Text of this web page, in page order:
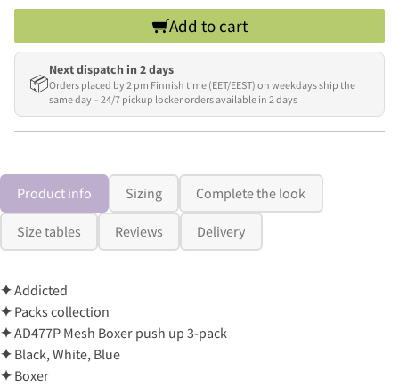
Add to cart
📦
Next dispatch in 2 days
Orders placed by 2 pm Finnish time (EET/EEST) on weekdays ship the
same day – 24/7 pickup locker orders available in 2 days
Product info Sizing Complete the look
Size tables Reviews Delivery
✦Addicted
✦ Packs collection
✦AD477P Mesh Boxer push up 3-pack
✦ Black, White, Blue
✦ Boxer